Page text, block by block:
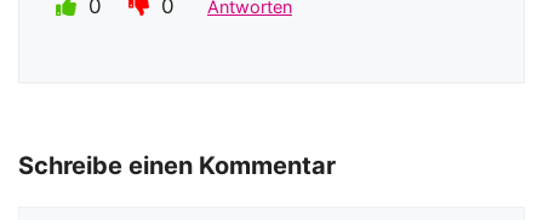
0 0 Antworten
Schreibe einen Kommentar